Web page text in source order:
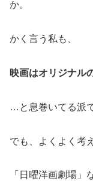
か。
かく言う私も、
映画はオリジナル
…と息巻いてる派
でも、よくよく考
「日曜洋画劇場」